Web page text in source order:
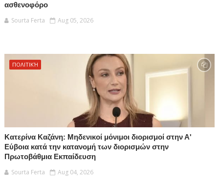
ασθενοφόρο
Sourta Ferta
Aug 05, 2026
ΠΟΛΙΤΙΚΉ
Κατερίνα Καζάνη: Μηδενικοί μόνιμοι διορισμοί στην Α'
Εύβοια κατά την κατανομή των διορισμών στην
Πρωτοβάθμια Εκπαίδευση
Sourta Ferta
Aug 04, 2026